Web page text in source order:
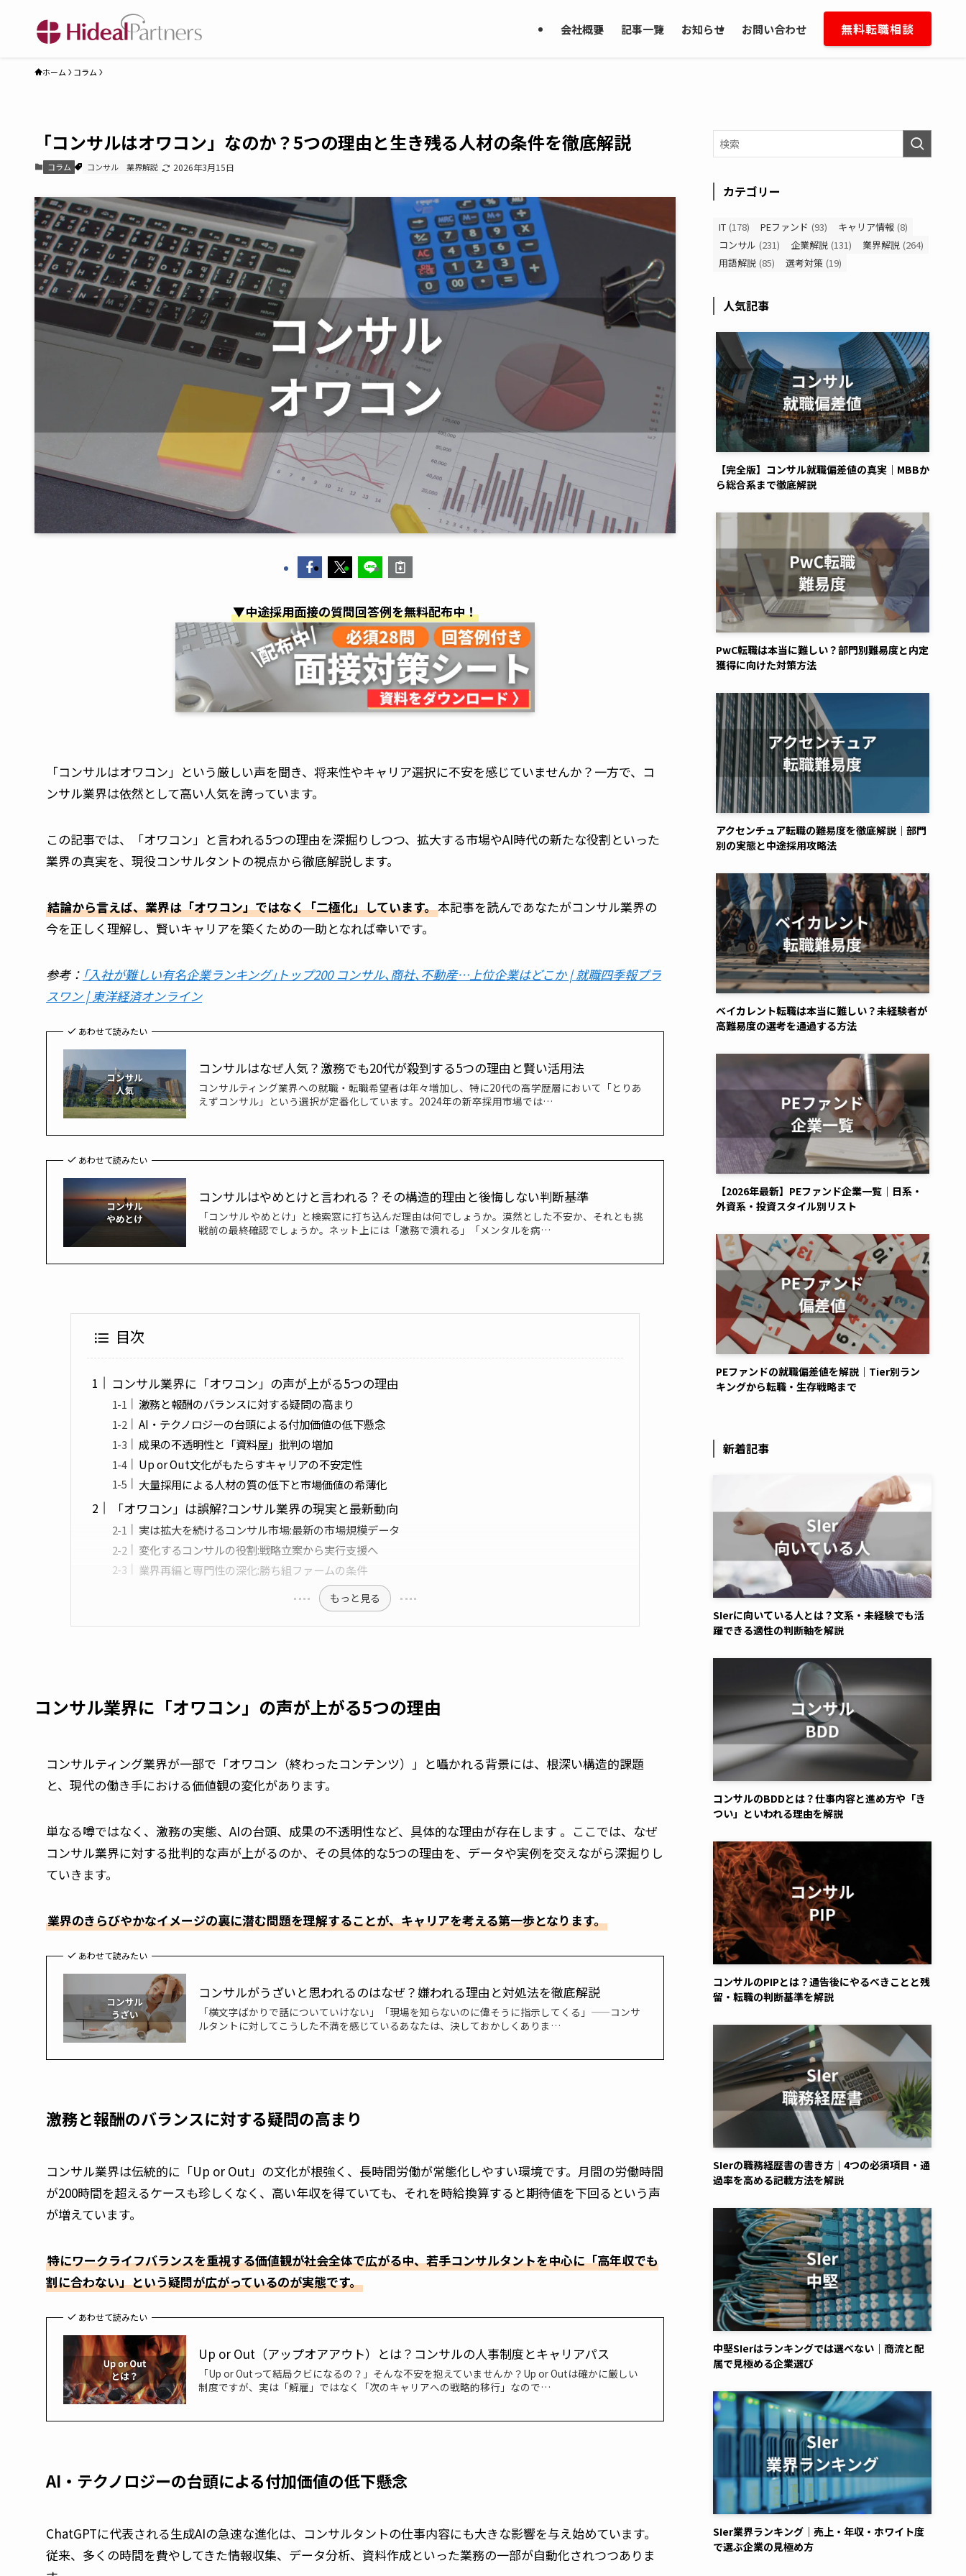
会社概要 記事一覧 お知らせ お問い合わせ 無料転職相談
ホーム コラム
「コンサルはオワコン」なのか？5つの理由と生き残る人材の条件を徹底解説
コラム コンサル 業界解説 2026年3月15日
▼中途採用面接の質問回答例を無料配布中！
「コンサルはオワコン」という厳しい声を聞き、将来性やキャリア選択に不安を感じていませんか？一方で、コ
ンサル業界は依然として高い人気を誇っています。
この記事では、「オワコン」と言われる5つの理由を深掘りしつつ、拡大する市場やAI時代の新たな役割といった
業界の真実を、現役コンサルタントの視点から徹底解説します。
結論から言えば、業界は「オワコン」ではなく「二極化」しています。本記事を読んであなたがコンサル業界の
今を正しく理解し、賢いキャリアを築くための一助となれば幸いです。
参考： ｢入社が難しい有名企業ランキング｣トップ200 コンサル､商社､不動産…上位企業はどこか | 就職四季報プラ
スワン | 東洋経済オンライン
あわせて読みたい
コンサルはなぜ人気？激務でも20代が殺到する5つの理由と賢い活用法
コンサルティング業界への就職・転職希望者は年々増加し、特に20代の高学歴層において「とりあ
えずコンサル」という選択が定番化しています。2024年の新卒採用市場では…
あわせて読みたい
コンサルはやめとけと言われる？その構造的理由と後悔しない判断基準
「コンサル やめとけ」と検索窓に打ち込んだ理由は何でしょうか。漠然とした不安か、それとも挑
戦前の最終確認でしょうか。ネット上には「激務で潰れる」「メンタルを病…
目次
コンサル業界に「オワコン」の声が上がる5つの理由
激務と報酬のバランスに対する疑問の高まり
AI・テクノロジーの台頭による付加価値の低下懸念
成果の不透明性と「資料屋」批判の増加
Up or Out文化がもたらすキャリアの不安定性
大量採用による人材の質の低下と市場価値の希薄化
「オワコン」は誤解?コンサル業界の現実と最新動向
実は拡大を続けるコンサル市場:最新の市場規模データ
変化するコンサルの役割:戦略立案から実行支援へ
業界再編と専門性の深化:勝ち組ファームの条件
もっと見る
コンサル業界に「オワコン」の声が上がる5つの理由
コンサルティング業界が一部で「オワコン（終わったコンテンツ）」と囁かれる背景には、根深い構造的課題
と、現代の働き手における価値観の変化があります。
単なる噂ではなく、激務の実態、AIの台頭、成果の不透明性など、具体的な理由が存在します 。ここでは、なぜ
コンサル業界に対する批判的な声が上がるのか、その具体的な5つの理由を、データや実例を交えながら深掘りし
ていきます。
業界のきらびやかなイメージの裏に潜む問題を理解することが、キャリアを考える第一歩となります。
あわせて読みたい
コンサルがうざいと思われるのはなぜ？嫌われる理由と対処法を徹底解説
「横文字ばかりで話についていけない」「現場を知らないのに偉そうに指示してくる」——コンサ
ルタントに対してこうした不満を感じているあなたは、決しておかしくありま…
激務と報酬のバランスに対する疑問の高まり
コンサル業界は伝統的に「Up or Out」の文化が根強く、長時間労働が常態化しやすい環境です。月間の労働時間
が200時間を超えるケースも珍しくなく、高い年収を得ていても、それを時給換算すると期待値を下回るという声
が増えています。
特にワークライフバランスを重視する価値観が社会全体で広がる中、若手コンサルタントを中心に「高年収でも
割に合わない」という疑問が広がっているのが実態です。
あわせて読みたい
Up or Out（アップオアアウト）とは？コンサルの人事制度とキャリアパス
「Up or Outって結局クビになるの？」そんな不安を抱えていませんか？Up or Outは確かに厳しい
制度ですが、実は「解雇」ではなく「次のキャリアへの戦略的移行」なので…
AI・テクノロジーの台頭による付加価値の低下懸念
ChatGPTに代表される生成AIの急速な進化は、コンサルタントの仕事内容にも大きな影響を与え始めています。
従来、多くの時間を費やしてきた情報収集、データ分析、資料作成といった業務の一部が自動化されつつありま
カテゴリー
IT (178) PEファンド (93) キャリア情報 (8)
コンサル (231) 企業解説 (131) 業界解説 (264)
用語解説 (85) 選考対策 (19)
人気記事
【完全版】コンサル就職偏差値の真実｜MBBか
ら総合系まで徹底解説
PwC転職は本当に難しい？部門別難易度と内定
獲得に向けた対策方法
アクセンチュア転職の難易度を徹底解説｜部門
別の実態と中途採用攻略法
ベイカレント転職は本当に難しい？未経験者が
高難易度の選考を通過する方法
【2026年最新】PEファンド企業一覧｜日系・
外資系・投資スタイル別リスト
PEファンドの就職偏差値を解説｜Tier別ラン
キングから転職・生存戦略まで
新着記事
SIerに向いている人とは？文系・未経験でも活
躍できる適性の判断軸を解説
コンサルのBDDとは？仕事内容と進め方や「き
つい」といわれる理由を解説
コンサルのPIPとは？通告後にやるべきことと残
留・転職の判断基準を解説
SIerの職務経歴書の書き方｜4つの必須項目・通
過率を高める記載方法を解説
中堅SIerはランキングでは選べない｜商流と配
属で見極める企業選び
SIer業界ランキング｜売上・年収・ホワイト度
で選ぶ企業の見極め方